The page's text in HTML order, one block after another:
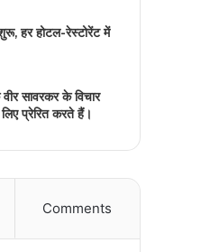
हर होटल-रेस्टोरेंट में
सावरकर के विचार
प्रेरित करते हैं।
Comments